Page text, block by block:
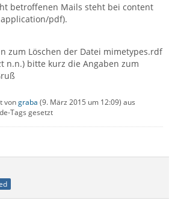
betroffenen Mails steht bei content
pdf).
zum Löschen der Datei mimetypes.rdf
n.n.) bitte kurz die Angaben zum
vongraba (9. März 2015 um 12:09) aus
Tags gesetzt